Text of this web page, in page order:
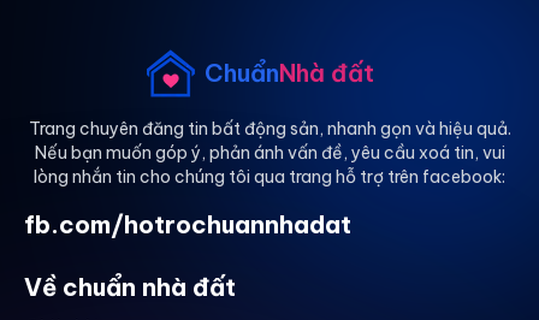
ChuẩnNhà đất
Trang chuyên đăng tin bất động sản, nhanh gọn và hiệu quả.
Nếu bạn muốn góp ý, phản ánh vấn đề, yêu cầu xoá tin, vui
lòng nhắn tin cho chúng tôi qua trang hỗ trợ trên facebook:
fb.com/hotrochuannhadat
Về chuẩn nhà đất